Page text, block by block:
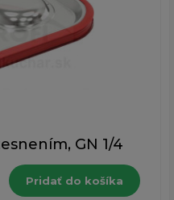
GN 1/4
Pridať do košíka